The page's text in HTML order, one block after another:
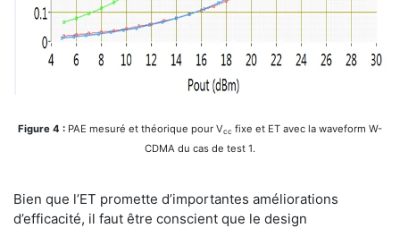
Figure 4 : PAE mesuré et théorique pour Vcc fixe et ET avec la waveform W-
CDMA du cas de test 1.
Bien que l’ET promette d’importantes améliorations
d’efficacité, il faut être conscient que le design